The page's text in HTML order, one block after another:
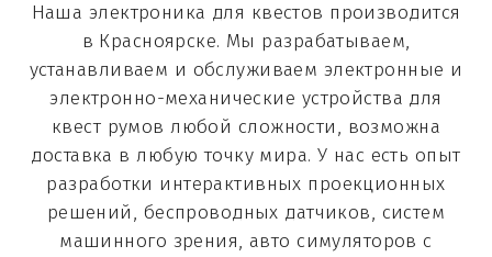
Наша электроника для квестов производится
в Красноярске. Мы разрабатываем,
устанавливаем и обслуживаем электронные и
электронно-механические устройства для
квест румов любой сложности, возможна
доставка в любую точку мира. У нас есть опыт
разработки интерактивных проекционных
решений, беспроводных датчиков, систем
машинного зрения, авто симуляторов с